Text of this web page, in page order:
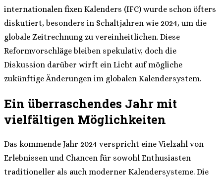
internationalen fixen Kalenders (IFC) wurde schon öfters
diskutiert, besonders in Schaltjahren wie 2024, um die
globale Zeitrechnung zu vereinheitlichen. Diese
Reformvorschläge bleiben spekulativ, doch die
Diskussion darüber wirft ein Licht auf mögliche
zukünftige Änderungen im globalen Kalendersystem.
Ein überraschendes Jahr mit
vielfältigen Möglichkeiten
Das kommende Jahr 2024 verspricht eine Vielzahl von
Erlebnissen und Chancen für sowohl Enthusiasten
traditioneller als auch moderner Kalendersysteme. Die